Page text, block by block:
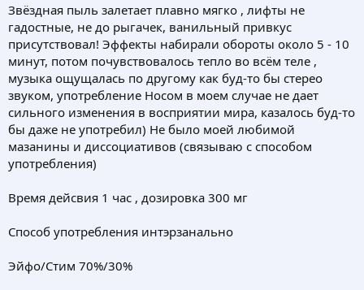
Звёздная пыль залетает плавно мягко , лифты не
гадостные, не до рыгачек, ванильный привкус
присутствовал! Эффекты набирали обороты около 5 - 10
минут, потом почувствовалось тепло во всём теле ,
музыка ощущалась по другому как буд-то бы стерео
звуком, употребление Носом в моем случае не дает
сильного изменения в восприятии мира, казалось буд-то
бы даже не употребил) Не было моей любимой
мазанины и диссоциативов (связываю с способом
употребления)
Время дейсвия 1 час , дозировка 300 мг
Способ употребления интэрзанально
Эйфо/Стим 70%/30%